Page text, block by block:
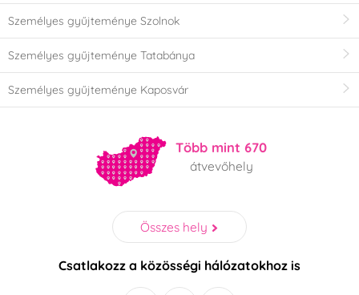
Személyes gyűjteménye Szolnok
Személyes gyűjteménye Tatabánya
Személyes gyűjteménye Kaposvár
Több mint 670
átvevőhely
Összes hely
Csatlakozz a közösségi hálózatokhoz is